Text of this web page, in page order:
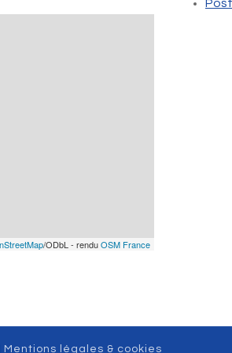
/ODbL - renduOSM France
Mentions légales & cookies